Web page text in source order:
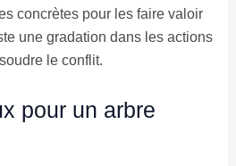
concrètes pour les faire valoir
une gradation dans les actions
le conflit.
pour un arbre